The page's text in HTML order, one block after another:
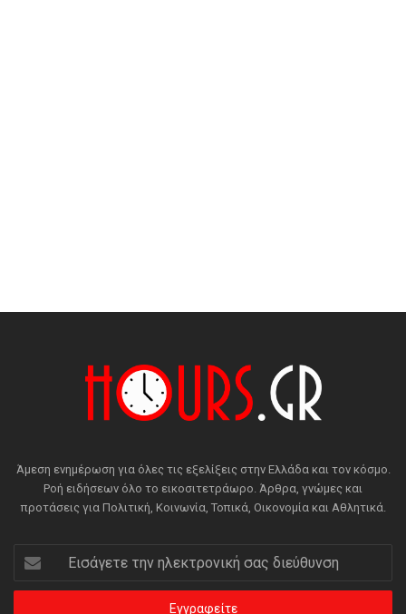
Άμεση ενημέρωση για όλες τις εξελίξεις στην Ελλάδα και τον κόσμο.
Ροή ειδήσεων όλο το εικοσιτετράωρο. Άρθρα, γνώμες και
προτάσεις για Πολιτική, Κοινωνία, Τοπικά, Οικονομία και Αθλητικά.
την
ηλεκτρονική